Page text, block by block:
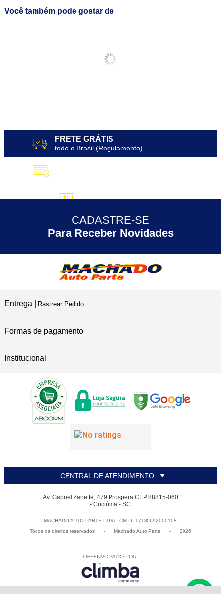
Você também pode gostar de
FRETE GRÁTIS
todo o Brasil (Regulamento)
5% DESCONTO no Pix
30 ANOS de Experiência
CADASTRE-SE
Para Receber Novidades
Entrega | Rastrear Pedido
Formas de pagamento
Institucional
CENTRAL DE ATENDIMENTO
Av. Gabriel Zanette, 479 Próspera CEP 88815-060
- Criciúma - SC
MACHADO AUTO PARTS LTDA - CNPJ: 17180692000108
Todos os direitos reservados
- Machado Auto Parts - 2026